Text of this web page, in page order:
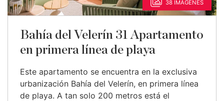
38 IMÁGENES
Bahía del Velerín 31 Apartamento
en primera línea de playa
Este apartamento se encuentra en la exclusiva
urbanización Bahía del Velerín, en primera línea
de playa. A tan solo 200 metros está el